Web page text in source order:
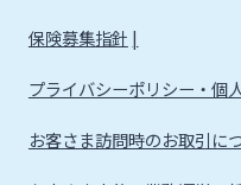
保険募集指針
プライバシーポリシー・個
お客さま訪問時のお取引に